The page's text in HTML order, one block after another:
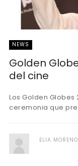
NEWS
Golden
del cine
Los Golden
ceremonia que
ELIA MORENO